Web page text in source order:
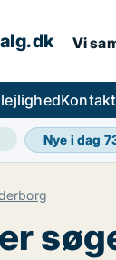
Vi
Nye i dag